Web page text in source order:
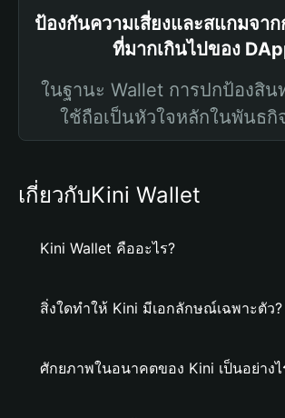
ป้องกันความเสี่ยงและสแกมจา
ที่มากเกินไปของ
ในฐานะ Wallet การปกป้องสิน
ใช้ถือเป็นหัวใจหลักในพันธกิ
เกี่ยวกับKini Wallet
Kini Wallet คืออะไร?
สิ่งใดทำให้ Kini มีเอกลักษณ์เฉพาะตัว?
ศักยภาพในอนาคตของ Kini เป็นอย่างไ